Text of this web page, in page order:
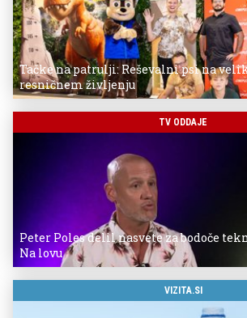
Tačke na patrulji: Reševalni psi na
resničnem življenju
TV ODDAJE
Peter Poles delil nasvete za bodoče
Na lovu
VIZITA.SI